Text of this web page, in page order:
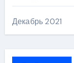
Декабрь 2021